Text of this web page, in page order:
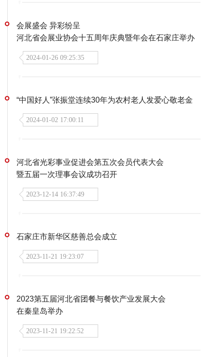
会展盛会 异彩纷呈
河北省会展业协会十五周年庆典暨年会在石家庄举办
2024-01-26 09:25:35
“中国好人”张振堂连续30年为农村老人发爱心敬老金
2024-01-02 17:00:11
河北省光彩事业促进会第五次会员代表大会
暨五届一次理事会议成功召开
2023-12-14 16:37:49
石家庄市新华区慈善总会成立
2023-11-21 19:23:07
2023第五届河北省团餐与餐饮产业发展大会
在秦皇岛举办
2023-11-21 19:22:52